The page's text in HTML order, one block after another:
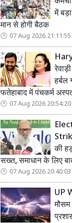
में
मान से होगी बैठक
07 Aug 2026 21:11:55
हर्बल
फतेहाबाद में पंचकर्म
07 Aug 2026 20:54:20
की
सख्त, समाधान के लिए
07 Aug 2026 20:40:03
UP
मौसम